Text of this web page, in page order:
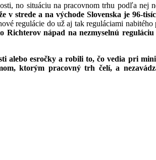
no situáciu na pracovnom trhu podľa nej
strede a na východe Slovenska je 96-
regulácie do už aj tak reguláciami
nápad na nezmyselnú reguláciu
alebo esročky a robili to, čo vedia pri
ktorým pracovný trh čelí, a